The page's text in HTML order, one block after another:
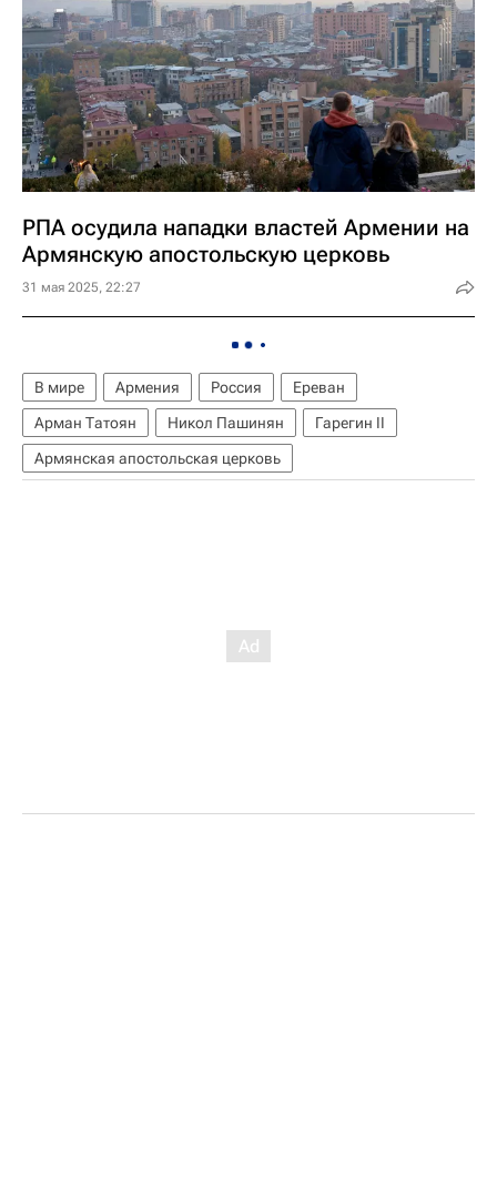
РПА осудила нападки властей Армении на
Армянскую апостольскую церковь
31 мая 2025, 22:27
В мире Армения Россия
Ереван
Арман Татоян
Никол Пашинян
Гарегин II
Армянская апостольская церковь